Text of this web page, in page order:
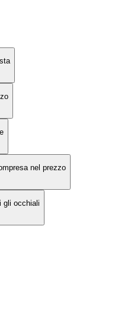
nel prezzo
gli occhiali